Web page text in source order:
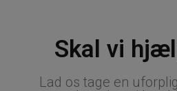
Skal vi
Lad os tage en